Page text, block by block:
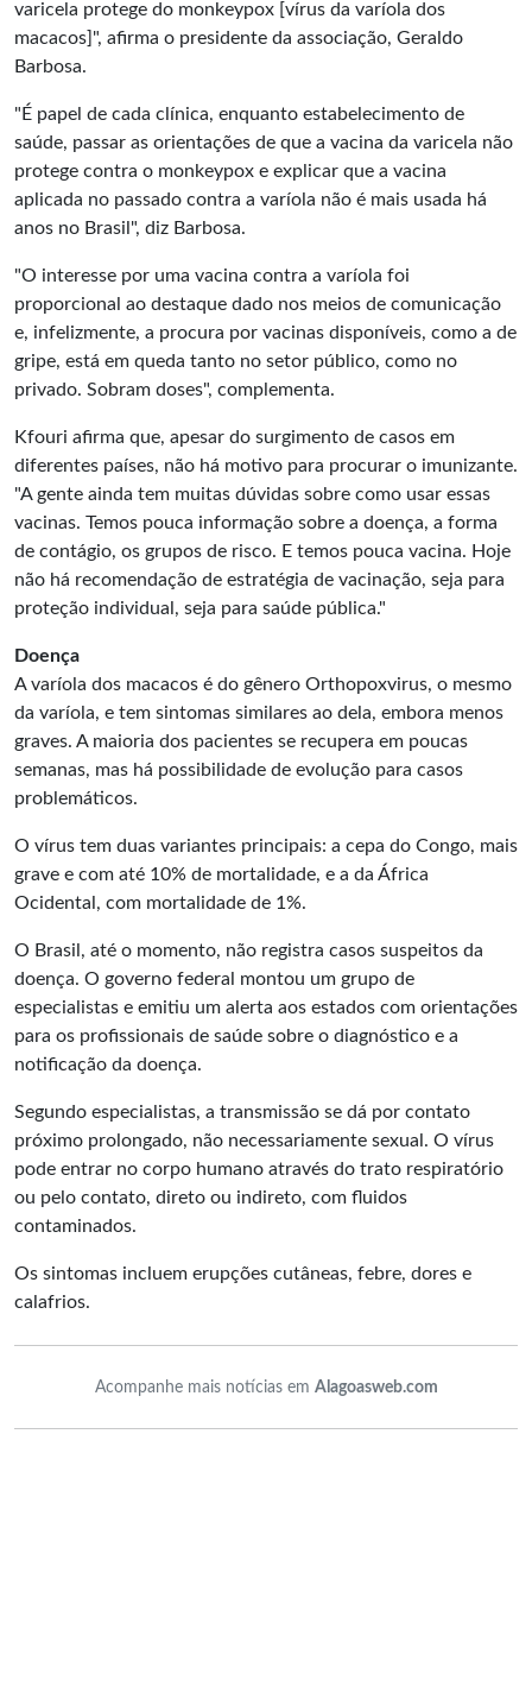
varicela protege do monkeypox [vírus da varíola dos
macacos]", afirma o presidente da associação, Geraldo
Barbosa.
"É papel de cada clínica, enquanto estabelecimento de
saúde, passar as orientações de que a vacina da varicela não
protege contra o monkeypox e explicar que a vacina
aplicada no passado contra a varíola não é mais usada há
anos no Brasil", diz Barbosa.
"O interesse por uma vacina contra a varíola foi
proporcional ao destaque dado nos meios de comunicação
e, infelizmente, a procura por vacinas disponíveis, como a de
gripe, está em queda tanto no setor público, como no
privado. Sobram doses", complementa.
Kfouri afirma que, apesar do surgimento de casos em
diferentes países, não há motivo para procurar o imunizante.
"A gente ainda tem muitas dúvidas sobre como usar essas
vacinas. Temos pouca informação sobre a doença, a forma
de contágio, os grupos de risco. E temos pouca vacina. Hoje
não há recomendação de estratégia de vacinação, seja para
proteção individual, seja para saúde pública."
Doença
A varíola dos macacos é do gênero Orthopoxvirus, o mesmo
da varíola, e tem sintomas similares ao dela, embora menos
graves. A maioria dos pacientes se recupera em poucas
semanas, mas há possibilidade de evolução para casos
problemáticos.
O vírus tem duas variantes principais: a cepa do Congo, mais
grave e com até 10% de mortalidade, e a da África
Ocidental, com mortalidade de 1%.
O Brasil, até o momento, não registra casos suspeitos da
doença. O governo federal montou um grupo de
especialistas e emitiu um alerta aos estados com orientações
para os profissionais de saúde sobre o diagnóstico e a
notificação da doença.
Segundo especialistas, a transmissão se dá por contato
próximo prolongado, não necessariamente sexual. O vírus
pode entrar no corpo humano através do trato respiratório
ou pelo contato, direto ou indireto, com fluidos
contaminados.
Os sintomas incluem erupções cutâneas, febre, dores e
calafrios.
Acompanhe mais notícias em Alagoasweb.com